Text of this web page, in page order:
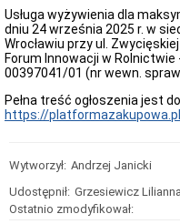
Wykaz
zbędnych
i
zużytych
składników
ruchomego
Zamówienia
postępowań
o
udzielenie
zamówień
Usługa wyżywienia dla
dniu 24 września 2025 r. w
Wrocławiu przy ul.
Forum Innowacji w
00397041/01 (nr wewn.
Pełna treść ogłoszenia jest
https://
Wytworzył: Andrzej Janicki
Udostępnił: Grzesiewicz Lilianna
Ostatnio zmodyfikował: